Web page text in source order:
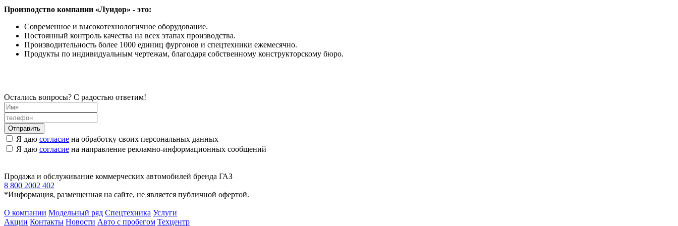
Производство компании «Луидор» - это:
Современное и высокотехнологичное оборудование.
Постоянный контроль качества на всех этапах производства.
Производительность более 1000 единиц фургонов и спецтехники ежемесячно.
Продукты по индивидуальным чертежам, благодаря собственному конструкторскому бюро.
Остались вопросы? С радостью ответим!
Я даю согласие на обработку своих персональных данных
Я даю согласие на направление рекламно-информационных сообщений
Продажа и обслуживание коммерческих автомобилей бренда ГАЗ
8 800 2002 402
*Информация, размещенная на сайте, не является публичной офертой.
О компании Модельный ряд Спецтехника Услуги
Акции Контакты Новости Авто с пробегом Техцентр